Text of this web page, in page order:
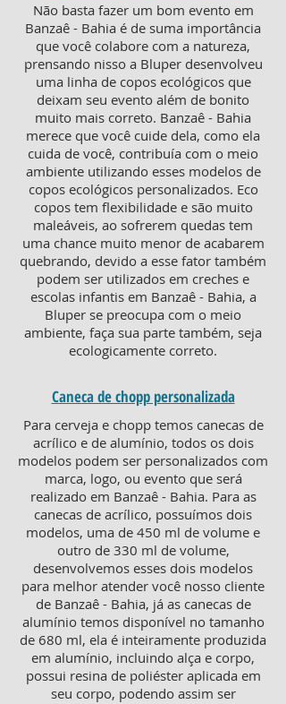
Não basta fazer um bom evento em
Banzaê - Bahia é de suma importância
que você colabore com a natureza,
prensando nisso a Bluper desenvolveu
uma linha de copos ecológicos que
deixam seu evento além de bonito
muito mais correto. Banzaê - Bahia
merece que você cuide dela, como ela
cuida de você, contribuía com o meio
ambiente utilizando esses modelos de
copos ecológicos personalizados. Eco
copos tem flexibilidade e são muito
maleáveis, ao sofrerem quedas tem
uma chance muito menor de acabarem
quebrando, devido a esse fator também
podem ser utilizados em creches e
escolas infantis em Banzaê - Bahia, a
Bluper se preocupa com o meio
ambiente, faça sua parte também, seja
ecologicamente correto.
Caneca de chopp personalizada
Para cerveja e chopp temos canecas de
acrílico e de alumínio, todos os dois
modelos podem ser personalizados com
marca, logo, ou evento que será
realizado em Banzaê - Bahia. Para as
canecas de acrílico, possuímos dois
modelos, uma de 450 ml de volume e
outro de 330 ml de volume,
desenvolvemos esses dois modelos
para melhor atender você nosso cliente
de Banzaê - Bahia, já as canecas de
alumínio temos disponível no tamanho
de 680 ml, ela é inteiramente produzida
em alumínio, incluindo alça e corpo,
possui resina de poliéster aplicada em
seu corpo, podendo assim ser